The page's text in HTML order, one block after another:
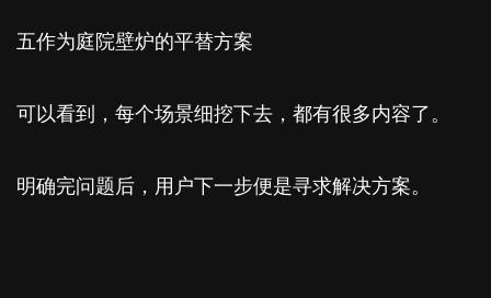
五作为庭院壁炉的平替方案
可以看到，每个场景细挖下去，都有很多内容了。
明确完问题后，用户下一步便是寻求解决方案。